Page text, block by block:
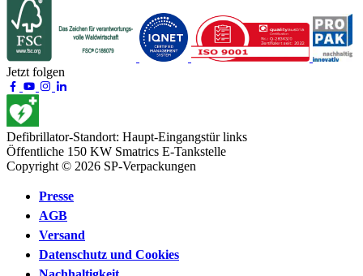
Jetzt folgen
Defibrillator-Standort: Haupt-Eingangstür links
Öffentliche 150 KW Smatrics E-Tankstelle
Copyright © 2026 SP-Verpackungen
Presse
AGB
Versand
Datenschutz und Cookies